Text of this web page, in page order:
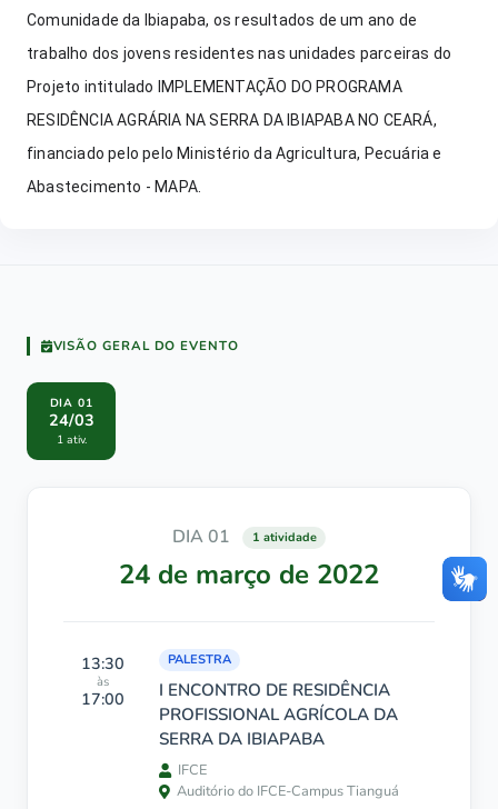
Comunidade da Ibiapaba, os resultados de um ano de
trabalho dos jovens residentes nas unidades parceiras do
Projeto intitulado IMPLEMENTAÇÃO DO PROGRAMA
RESIDÊNCIA AGRÁRIA NA SERRA DA IBIAPABA NO CEARÁ,
financiado pelo pelo Ministério da Agricultura, Pecuária e
Abastecimento - MAPA.
VISÃO GERAL DO EVENTO
DIA 01
24/03
1 ativ.
DIA 01 1 atividade
24 de março de 2022
13:30
às
17:00
PALESTRA
I ENCONTRO DE RESIDÊNCIA
PROFISSIONAL AGRÍCOLA DA
SERRA DA IBIAPABA
IFCE
Auditório do IFCE-Campus Tianguá